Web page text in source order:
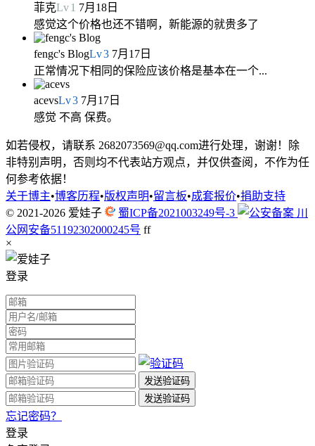
菲克Lv1 7月18日
感觉这个价格也还不错啊，新能源的就贵多了
fengc's BlogLv3 7月17日
正常情况下相同的保险应该价格是基本在一个...
acevsLv3 7月17日
感觉 不高 保费。
如若侵权，请联系 2682073569@qq.com进行处理，谢谢！除
非特别声明，否则均不代表站方观点，并仅供查阅，不作为任
何参考依据！
关于博主•博客历程•版权声明•留言板•成套报价•捐助支持
© 2021-2026 爱娃子 蜀ICP备2021003249号-3
川
公网安备51192302000245号 ff
×
登录
忘记密码？
登录